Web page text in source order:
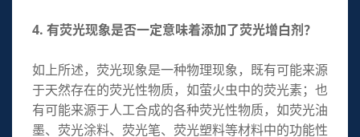
4. 有荧光现象是否一定意味着添加了荧光增白剂？
如上所述，荧光现象是一种物理现象，既有可能来源
于天然存在的荧光性物质，如萤火虫中的荧光素；也
有可能来源于人工合成的各种荧光性物质，如荧光油
墨、荧光涂料、荧光笔、荧光塑料等材料中的功能性